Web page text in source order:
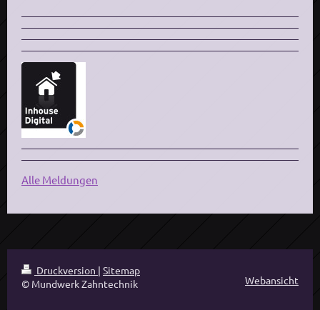
Alle Meldungen
Druckversion | Sitemap
© Mundwerk Zahntechnik
Webansicht